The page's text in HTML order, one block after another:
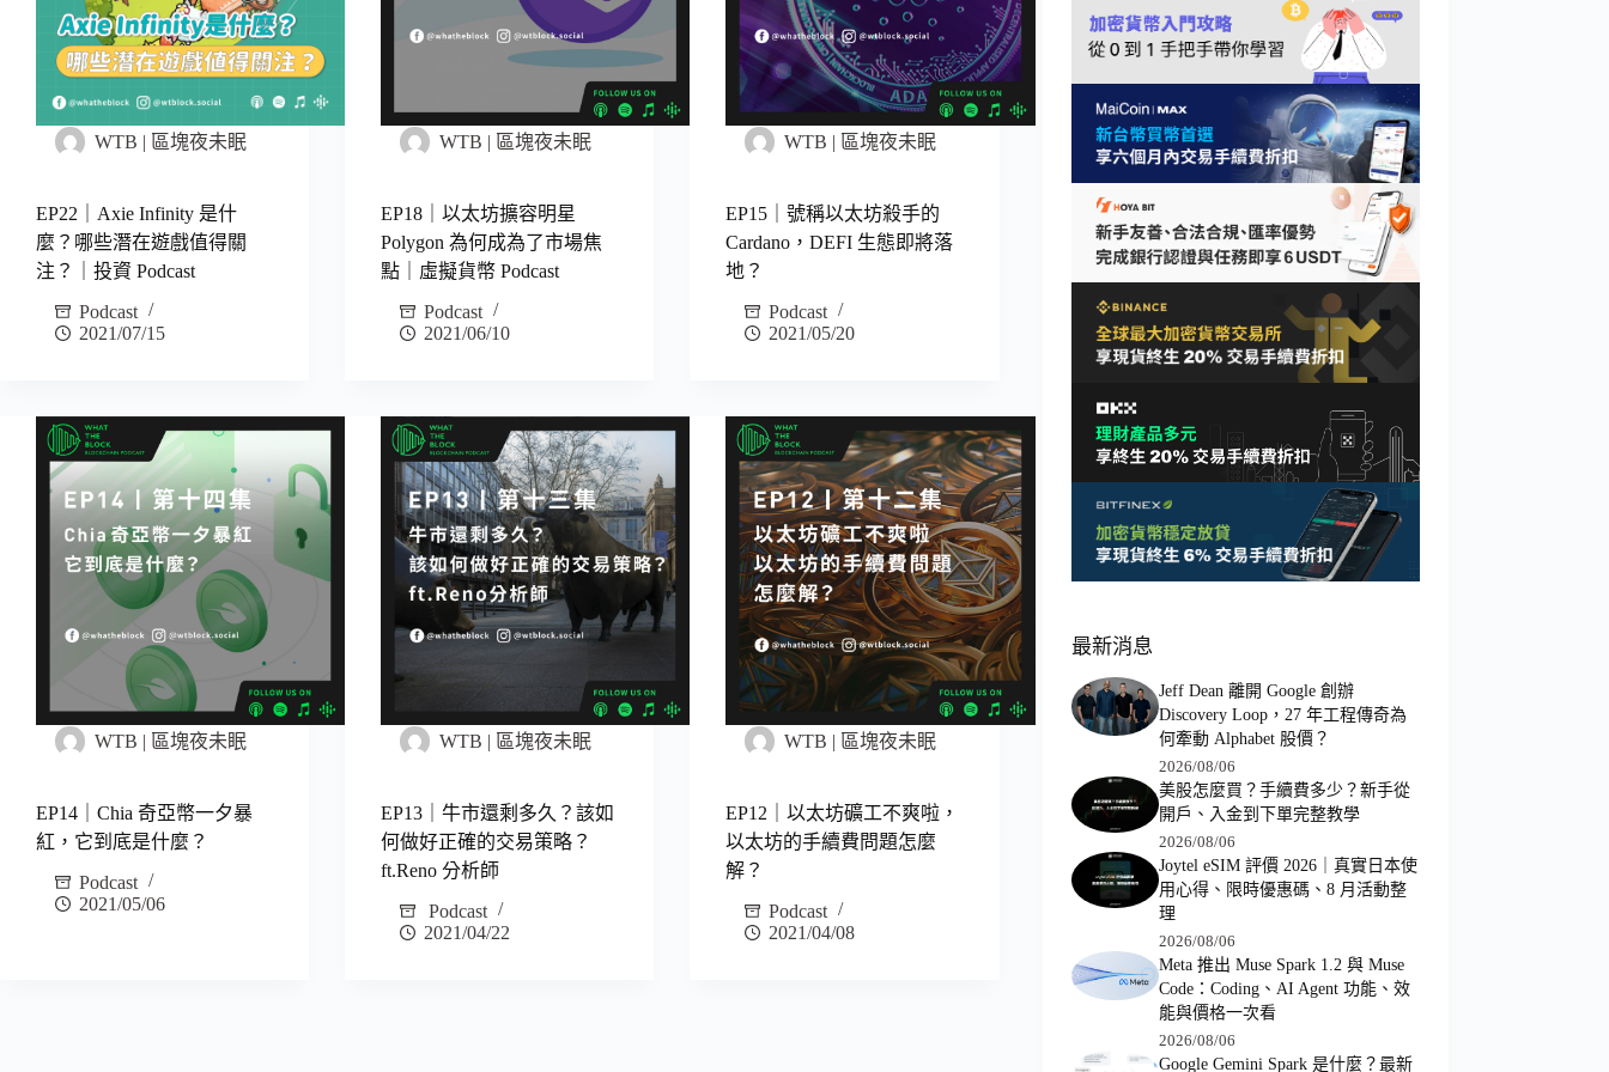
WTB | 區塊夜未眠
EP22｜Axie Infinity 是什
麼？哪些潛在遊戲值得關
注？｜投資 Podcast
Podcast
2021/07/15
WTB | 區塊夜未眠
EP18｜以太坊擴容明星
Polygon 為何成為了市場焦
點｜虛擬貨幣 Podcast
Podcast
2021/06/10
WTB | 區塊夜未眠
EP15｜號稱以太坊殺手的
Cardano，DEFI 生態即將落
地？
Podcast
2021/05/20
WTB | 區塊夜未眠
EP14｜Chia 奇亞幣一夕暴
紅，它到底是什麼？
Podcast
2021/05/06
WTB | 區塊夜未眠
EP13｜牛市還剩多久？該如
何做好正確的交易策略？
ft.Reno 分析師
Podcast
2021/04/22
WTB | 區塊夜未眠
EP12｜以太坊礦工不爽啦，
以太坊的手續費問題怎麼
解？
Podcast
2021/04/08
最新消息
Jeff Dean 離開 Google 創辦
Discovery Loop，27 年工程傳奇為
何牽動 Alphabet 股價？
2026/08/06
美股怎麼買？手續費多少？新手從
開戶、入金到下單完整教學
2026/08/06
Joytel eSIM 評價 2026｜真實日本使
用心得、限時優惠碼、8 月活動整
理
2026/08/06
Meta 推出 Muse Spark 1.2 與 Muse
Code：Coding、AI Agent 功能、效
能與價格一次看
2026/08/06
Google Gemini Spark 是什麼？最新